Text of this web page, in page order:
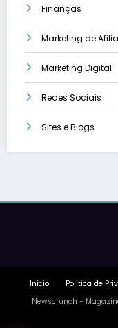
Finanças
Marketing de
Marketing Digital
Redes Sociais
Sites e Blogs
Início Política de
Newscrunch -